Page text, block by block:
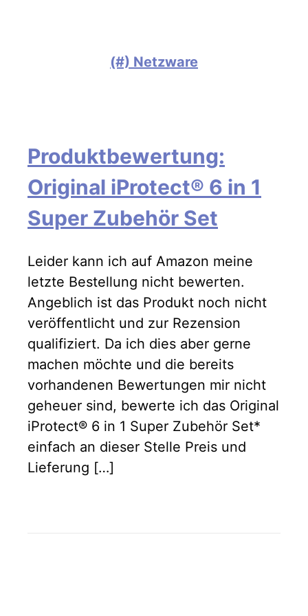
(#) Netzware
Produktbewertung:
Original iProtect® 6 in 1
Super Zubehör Set
Leider kann ich auf Amazon meine
letzte Bestellung nicht bewerten.
Angeblich ist das Produkt noch nicht
veröffentlicht und zur Rezension
qualifiziert. Da ich dies aber gerne
machen möchte und die bereits
vorhandenen Bewertungen mir nicht
geheuer sind, bewerte ich das Original
iProtect® 6 in 1 Super Zubehör Set*
einfach an dieser Stelle Preis und
Lieferung […]